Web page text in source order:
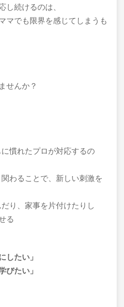
し続けるのは、
マでも限界を感じてしまうも
せんか？
慣れたプロが対応するの
わることで、新しい刺激を
り、家事を片付けたりし
る
したい」
びたい」